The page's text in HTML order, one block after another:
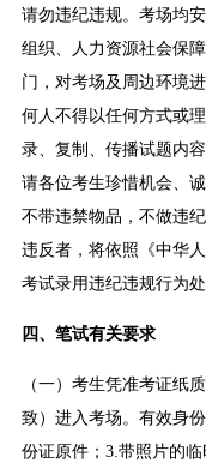
请勿违纪违规。考场均
组织、人力资源社会保
门，对考场及周边环境
何人不得以任何方式或
录、复制、传播试题内
请各位考生珍惜机会、
不带违禁物品，不做违
违反者，将依照《中华
考试录用违纪违规行为
四、笔试有关要求
（一）考生凭准考证纸
致）进入考场。有效身
份证原件；3.带照片的临